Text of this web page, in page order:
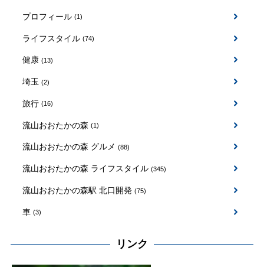
プロフィール (1)
ライフスタイル (74)
健康 (13)
埼玉 (2)
旅行 (16)
流山おおたかの森 (1)
流山おおたかの森 グルメ (88)
流山おおたかの森 ライフスタイル (345)
流山おおたかの森駅 北口開発 (75)
車 (3)
リンク